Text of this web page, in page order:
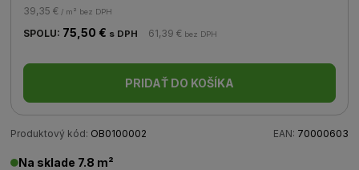
39,35 € / m² bez DPH
SPOLU: 75,50 € s DPH 61,39 € bez DPH
PRIDAŤ DO KOŠÍKA
Produktový kód: OB0100002 EAN: 70000603
Na sklade 7.8 m²